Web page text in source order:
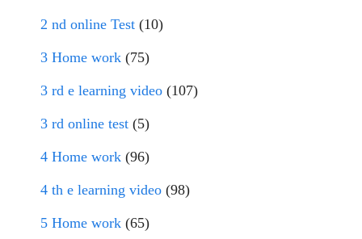
2 nd online Test (10)
3 Home work (75)
3 rd e learning video (107)
3 rd online test (5)
4 Home work (96)
4 th e learning video (98)
5 Home work (65)